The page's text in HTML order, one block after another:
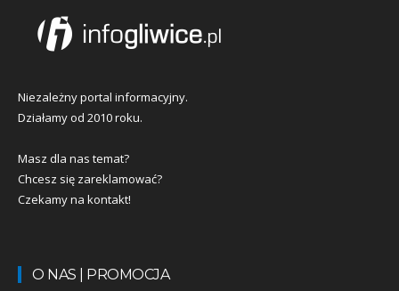
Niezależny portal informacyjny.
Działamy od 2010 roku.
Masz dla nas temat?
Chcesz się zareklamować?
Czekamy na kontakt!
O NAS | PROMOCJA